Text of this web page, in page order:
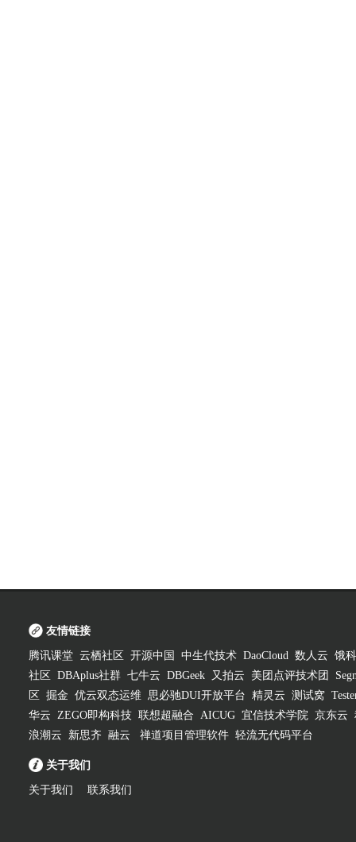
友情链接
腾讯课堂 云栖社区 开源中国 中生代技术 DaoCloud 数人云 饿
社区
DBAplus社群 七牛云 DBGeek 又拍云 美团点评技术团
区
掘金 优云双态运维 思必驰DUI开放平台 精灵云 测试窝
华云 ZEGO即构科技 联想超融合 AICUG 宜信技术学院 京东云
浪潮云
新思齐 融云 禅道项目管理软件 轻流无代码平台
关于我们
关于我们 联系我们